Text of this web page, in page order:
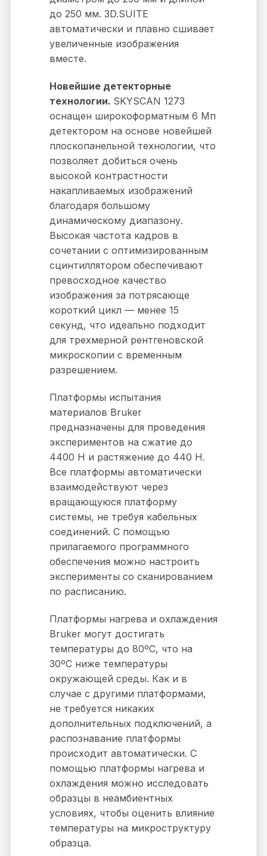
до 250 мм. 3D.SUITE
автоматически и плавно сшивает
увеличенные изображения
вместе.
Новейшие детекторные
технологии. SKYSCAN 1273
оснащен широкоформатным 6 Мп
детектором на основе новейшей
плоскопанельной технологии, что
позволяет добиться очень
высокой контрастности
накапливаемых изображений
благодаря большому
динамическому диапазону.
Высокая частота кадров в
сочетании с оптимизированным
сцинтиллятором обеспечивают
превосходное качество
изображения за потрясающе
короткий цикл — менее 15
секунд, что идеально подходит
для трехмерной рентгеновской
микроскопии с временным
разрешением.
Платформы испытания
материалов Bruker
предназначены для проведения
экспериментов на сжатие до
4400 Н и растяжение до 440 Н.
Все платформы автоматически
взаимодействуют через
вращающуюся платформу
системы, не требуя кабельных
соединений. С помощью
прилагаемого программного
обеспечения можно настроить
эксперименты со сканированием
по расписанию.
Платформы нагрева и охлаждения
Bruker могут достигать
температуры до 80ºC, что на
30ºC ниже температуры
окружающей среды. Как и в
случае с другими платформами,
не требуется никаких
дополнительных подключений, а
распознавание платформы
происходит автоматически. С
помощью платформы нагрева и
охлаждения можно исследовать
образцы в неамбиентных
условиях, чтобы оценить влияние
температуры на микроструктуру
образца.